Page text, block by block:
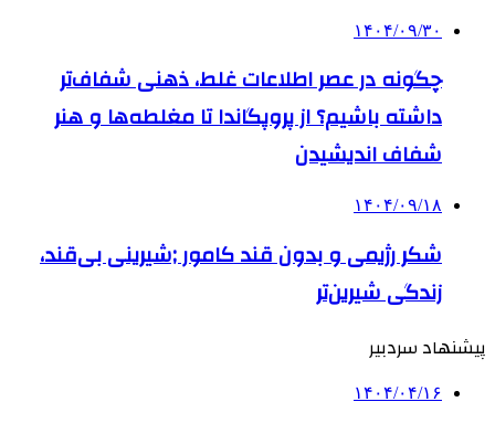
۱۴۰۴/۰۹/۳۰
چگونه در عصر اطلاعات غلط، ذهنی شفاف‌تر
داشته باشیم؟ از پروپگاندا تا مغلطه‌ها و هنر
شفاف اندیشیدن
۱۴۰۴/۰۹/۱۸
شکر رژیمی و بدون قند کامور ;شیرینی بی‌قند،
زندگی شیرین‌تر
پیشنهاد سردبیر
۱۴۰۴/۰۴/۱۶